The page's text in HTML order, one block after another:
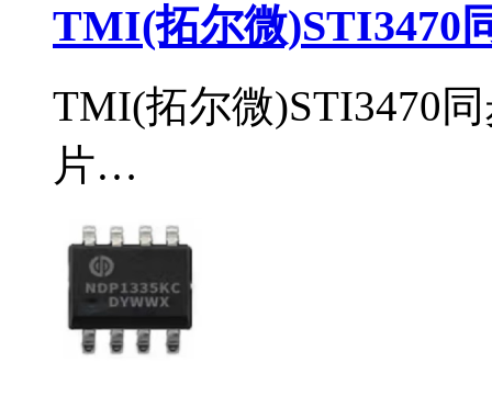
TMI(拓尔微)STI3470
TMI(拓尔微)STI3470
片…